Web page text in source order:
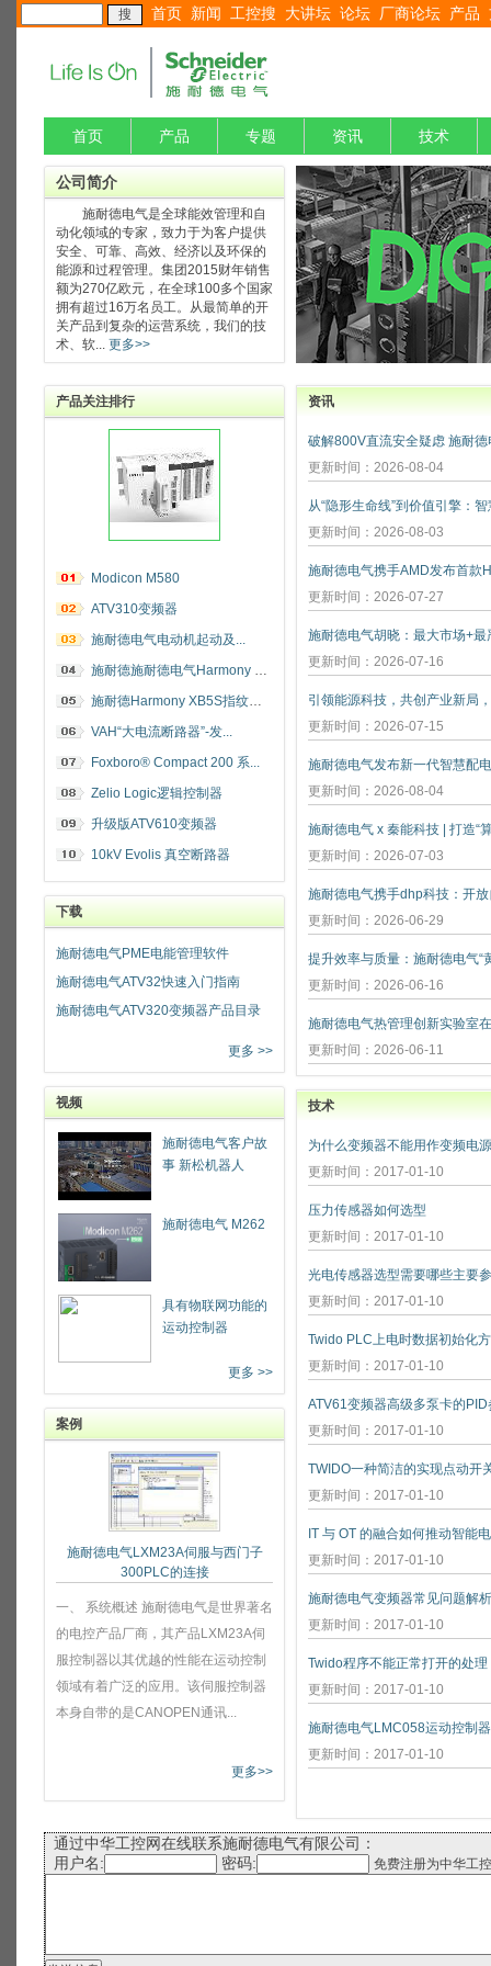
首页 新闻 工控搜 大讲坛 论坛 厂商论坛 产品
首页 产品 专题 资讯 技术
公司简介
施耐德电气是全球能效管理和自
动化领域的专家，致力于为客户提供
安全、可靠、高效、经济以及环保的
能源和过程管理。集团2015财年销售
额为270亿欧元，在全球100多个国家
拥有超过16万名员工。从最简单的开
关产品到复杂的运营系统，我们的技
术、软... 更多>>
产品关注排行
Modicon M580
ATV310变频器
施耐德电气电动机起动及...
施耐德施耐德电气Harmony 指纹开关
施耐德Harmony XB5S指纹识别开关
VAH“大电流断路器”-发...
Foxboro® Compact 200 系...
Zelio Logic逻辑控制器
升级版ATV610变频器
10kV Evolis 真空断路器
下载
施耐德电气PME电能管理软件
施耐德电气ATV32快速入门指南
施耐德电气ATV320变频器产品目录
更多 >>
视频
施耐德电气客户故
事 新松机器人
施耐德电气 M262
具有物联网功能的
运动控制器
更多 >>
案例
施耐德电气LXM23A伺服与西门子
300PLC的连接
一、 系统概述 施耐德电气是世界著名
的电控产品厂商，其产品LXM23A伺
服控制器以其优越的性能在运动控制
领域有着广泛的应用。该伺服控制器
本身自带的是CANOPEN通讯...
更多>>
资讯
更新时间：2026-08-04
更新时间：2026-08-03
施耐德电气携手AMD发布首款
更新时间：2026-07-27
更新时间：2026-07-16
更新时间：2026-07-15
施耐德电气发布新一代智慧配
更新时间：2026-08-04
施耐德电气 x 秦能科技 | 打造“
更新时间：2026-07-03
更新时间：2026-06-29
更新时间：2026-06-16
更新时间：2026-06-11
技术
为什么变频器不能用作变频电
更新时间：2017-01-10
压力传感器如何选型
更新时间：2017-01-10
光电传感器选型需要哪些主要
更新时间：2017-01-10
Twido PLC上电时数据初始化
更新时间：2017-01-10
ATV61变频器高级多泵卡的
更新时间：2017-01-10
TWIDO一种简洁的实现点动开
更新时间：2017-01-10
IT 与 OT 的融合如何推动智能
更新时间：2017-01-10
施耐德电气变频器常见问题解析
更新时间：2017-01-10
Twido程序不能正常打开的处理
更新时间：2017-01-10
施耐德电气LMC058运动控制
更新时间：2017-01-10
通过中华工控网在线联系施耐德电气有限公司：
用户名:
密码: 免费注册为中华工